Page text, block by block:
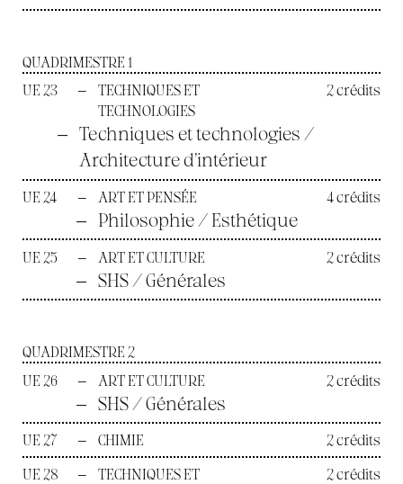
QUADRIMESTRE 1
UE 23
—
TECHNIQUES ET
TECHNOLOGIES
2 crédits
— Techniques et technologies /
Architecture d’intérieur
UE 24 — ART ET PENSÉE 4 crédits
— Philosophie / Esthétique
UE 25 — ART ET CULTURE 2 crédits
— SHS / Générales
QUADRIMESTRE 2
UE 26
— ART ET CULTURE 2 crédits
— SHS / Générales
UE 27 — CHIMIE
2 crédits
UE 28
—
TECHNIQUES ET
2 crédits